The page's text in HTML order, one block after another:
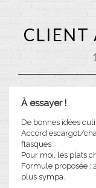
CLIENT
À essayer !
De bonnes idées
Accord escargot/
flasques
Pour moi, les plats
Formule proposée :
plus sympa.